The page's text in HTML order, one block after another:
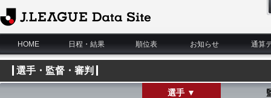
J.League Data Site
HOME
日程・結果 順位表 お知らせ 通算
選手・監督・審判
選手 ▼